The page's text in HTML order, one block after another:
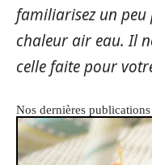
familiarisez un peu
chaleur air eau. Il
celle faite pour
Nos dernières publications